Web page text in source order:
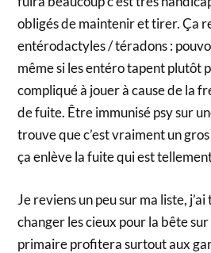
obligés de maintenir et tirer. Ça
entérodactyles / téradons :
même si les entéro tapent plutôt
compliqué à jouer à cause de la
de fuite. Être immunisé psy sur
trouve que c’est vraiment un
ça enlève la fuite qui est
Je reviens un peu sur ma liste,
changer les cieux pour la bête
primaire profitera surtout aux